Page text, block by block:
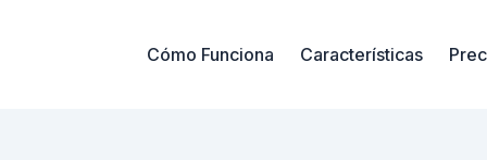
Cómo Funciona Características